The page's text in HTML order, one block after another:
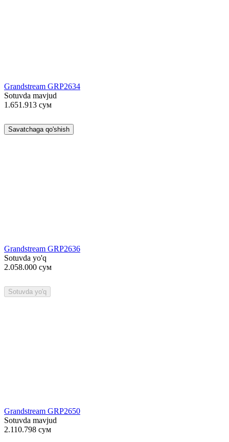
Grandstream GRP2634
Sotuvda mavjud
1.651.913 сум
Savatchaga qo'shish
Grandstream GRP2636
Sotuvda yo'q
2.058.000 сум
Sotuvda yo'q
Grandstream GRP2650
Sotuvda mavjud
2.110.798 сум